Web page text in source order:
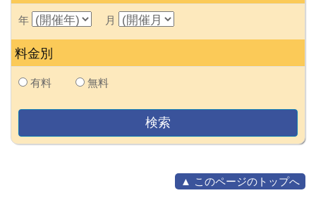
年 月
料金別
有料 無料
▲ このページのトップへ